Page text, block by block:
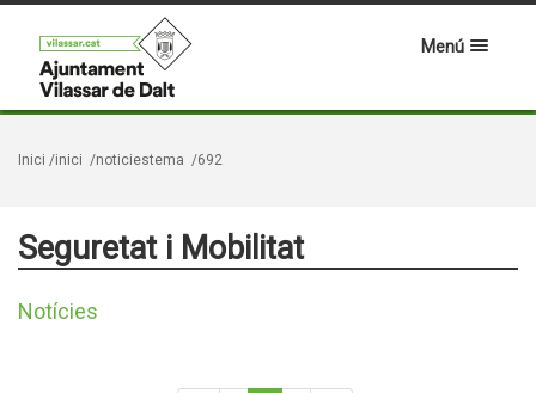
Menú
Inici /inici /noticiestema /692
Seguretat i Mobilitat
Notícies